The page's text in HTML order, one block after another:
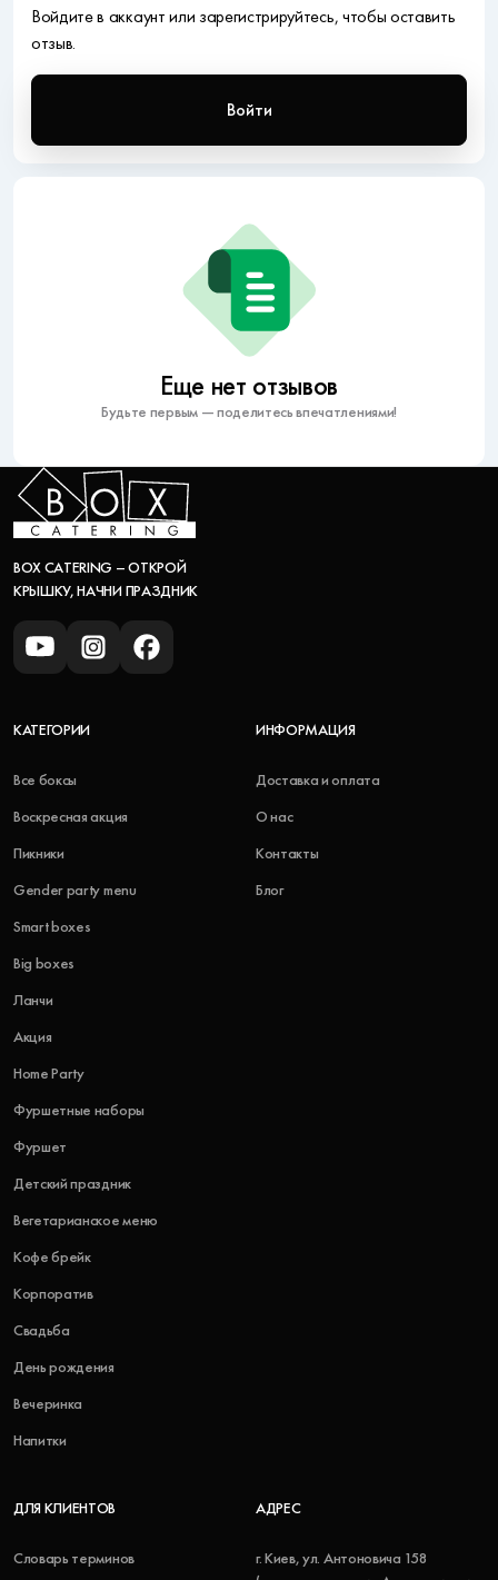
Еще нет отзывов
Будьте первым — поделитесь впечатлениями!
Войдите в аккаунт или зарегистрируйтесь, чтобы оставить
отзыв.
Войти
BOX CATERING – ОТКРОЙ
КРЫШКУ, НАЧНИ ПРАЗДНИК
КАТЕГОРИИ
Все боксы
Воскресная акция
Пикники
Gender party menu
Smart boxes
Big boxes
Ланчи
Акция
Home Party
Фуршетные наборы
Фуршет
Детский праздник
Вегетарианское меню
Кофе брейк
Корпоратив
Свадьба
День рождения
Вечеринка
Напитки
ИНФОРМАЦИЯ
Доставка и оплата
О нас
Контакты
Блог
ДЛЯ КЛИЕНТОВ
Словарь терминов
АДРЕС
г. Киев, ул. Антоновича 158